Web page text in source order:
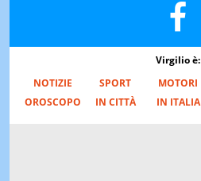
Virgilio è:
NOTIZIE
SPORT MOTORI
OROSCOPO
IN CITTÀ IN ITALIA